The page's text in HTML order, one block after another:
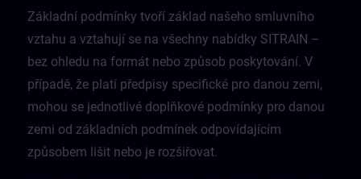
Základní podmínky tvoří základ našeho smluvního
vztahu a vztahují se na všechny nabídky SITRAIN –
bez ohledu na formát nebo způsob poskytování. V
případě, že platí předpisy specifické pro danou zemi,
mohou se jednotlivé doplňkové podmínky pro danou
zemi od základních podmínek odpovídajícím
způsobem lišit nebo je rozšiřovat.